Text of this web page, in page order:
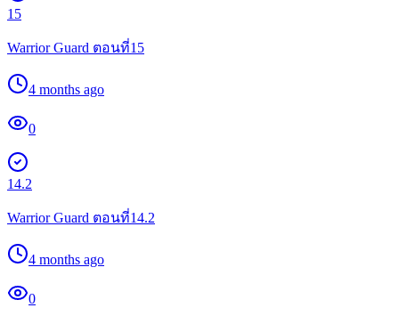
15
Warrior Guard ตอนที่15
4 months ago
0
14.2
Warrior Guard ตอนที่14.2
4 months ago
0